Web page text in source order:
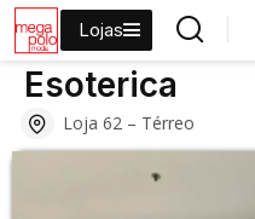
Lojas
Início Lojas›Moda Moda Casual
Esoterica
Loja 62 – Térreo